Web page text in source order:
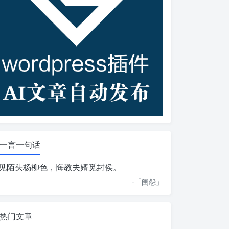
一言一句话
陌头杨柳色，悔教夫婿觅封侯。
-「闺怨 」
热门文章